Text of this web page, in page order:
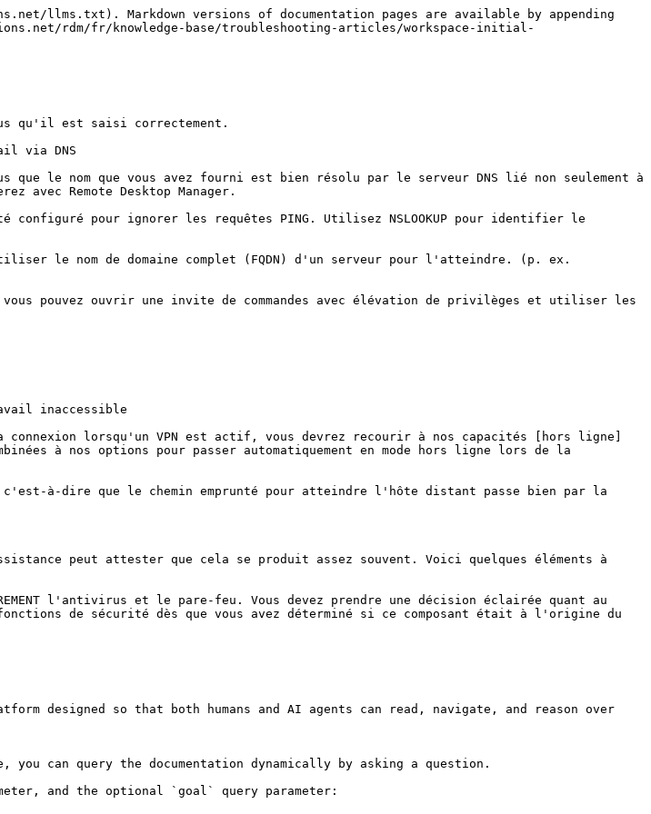
llms.txt). Markdown versions of documentation pages are available by appending
rdm/fr/knowledge-base/troubleshooting-articles/workspace-initial-
qu'il est saisi correctement.
via DNS
le nom que vous avez fourni est bien résolu par le serveur DNS lié non seulement à
avec Remote Desktop Manager.
pour ignorer les requêtes PING. Utilisez NSLOOKUP pour identifier le
le nom de domaine complet (FQDN) d'un serveur pour l'atteindre. (p. ex.
vous pouvez ouvrir une invite de commandes avec élévation de privilèges et utiliser les
inaccessible
lorsqu'un VPN est actif, vous devrez recourir à nos capacités [hors ligne]
à nos options pour passer automatiquement en mode hors ligne lors de la
c'est-à-dire que le chemin emprunté pour atteindre l'hôte distant passe bien par la
peut attester que cela se produit assez souvent. Voici quelques éléments à
l'antivirus et le pare-feu. Vous devez prendre une décision éclairée quant au
de sécurité dès que vous avez déterminé si ce composant était à l'origine du
designed so that both humans and AI agents can read, navigate, and reason over
can query the documentation dynamically by asking a question.
and the optional `goal` query parameter: